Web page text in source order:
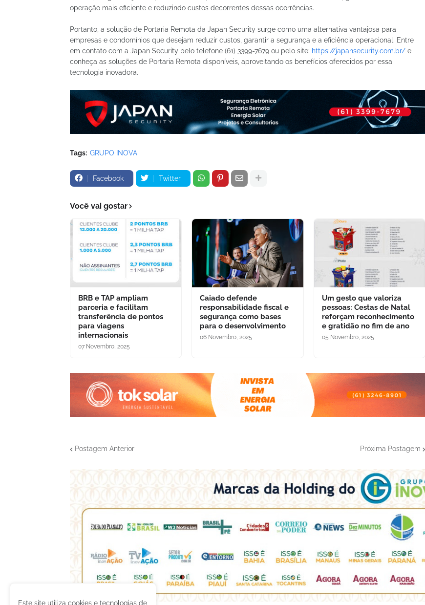
operação mais eficiente e reduzindo custos decorrentes dessas ocorrências.
Portanto, a solução de Portaria Remota da Japan Security surge como uma alternativa vantajosa para
empresas e condomínios que desejam reduzir custos, garantir a segurança e a eficiência operacional. Entre
em contato com a Japan Security pelo telefone (61) 3399-7679 ou pelo site: https://japansecurity.com.br/ e
conheça as soluções de Portaria Remota disponíveis, aproveitando os benefícios oferecidos por essa
tecnologia inovadora.
Tags: GRUPO INOVA
Facebook Twitter
Você vai gostar
BRB e TAP ampliam
parceria e facilitam
transferência de pontos
para viagens
internacionais
07 Novembro, 2025
Caiado defende
responsabilidade fiscal e
segurança como bases
para o desenvolvimento
06 Novembro, 2025
Um gesto que valoriza
pessoas: Cestas de Natal
reforçam reconhecimento
e gratidão no fim de ano
05 Novembro, 2025
Postagem Anterior Próxima Postagem
Este site utiliza cookies e tecnologias de